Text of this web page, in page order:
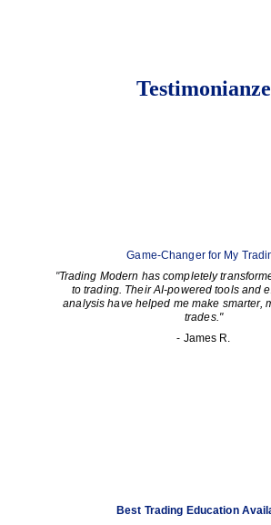
Game-Changer for My
"Trading Modern has completely
to trading. Their AI-powered tools and
analysis have helped me make smarter,
trades."
- James R.
Best Trading Education
Testimonianze